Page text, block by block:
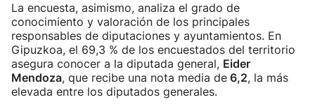
La encuesta, asimismo, analiza el grado de
conocimiento y valoración de los principales
responsables de diputaciones y ayuntamientos. En
Gipuzkoa, el 69,3 % de los encuestados del territorio
asegura conocer a la diputada general, Eider
Mendoza, que recibe una nota media de 6,2, la más
elevada entre los diputados generales.